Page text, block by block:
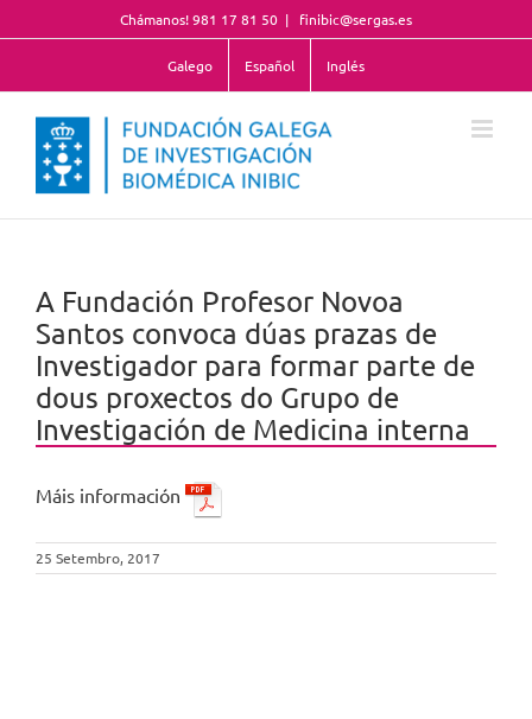
to
Chámanos! 981 17 81 50 | finibic@sergas.es
Galego Español Inglés
A Fundación Profesor Novoa
Santos convoca dúas prazas de
Investigador para formar parte de
dous proxectos do Grupo de
Investigación de Medicina interna
Máis información
25 Setembro, 2017